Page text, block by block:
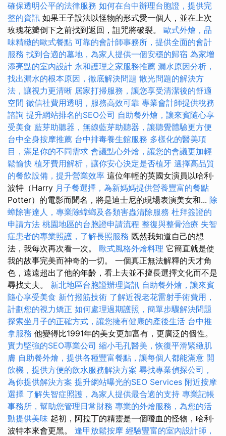
確保透明公平的法律服務 如何在台中辦理台胞證，提供完
整的資訊 如果王子設法以怪物的形式愛一個人，並在上次
玫瑰花瓣倒下之前找到返回，詛咒將破裂。 歐式外燴，品
味精緻的歐式餐點 可靠的會計師事務所，提供全面的會計
服務 找到合適的墓地，為家人提供一個安穩的歸宿 為家增
添亮點的室內設計 永和護理之家服務推薦 漏水原因分析，
找出漏水的根本原因，徹底解決問題 散光問題的解決方
法，讓視力更清晰 居家打掃服務，讓您享受清潔後的舒適
空間 徵信社費用透明，服務高效可靠 專業會計師提供稅務
諮詢 提升網站排名的SEO公司 自助餐外燴，讓來賓隨心享
受美食 藍芽助聽器，無線藍芽助聽器，讓聽覺體驗更方便
台中全身按摩推薦 台中排毒養生館服務 多樣化的醫美項
目，滿足你的不同需求 會議點心外燴，讓您的會議更加輕
鬆愉快 植牙費用解析，讓你安心決定是否植牙 選擇高品質
的餐飲設備，提升營業效率 這位年輕的英國女演員以哈利·
波特（Harry 月子餐選擇，為新媽媽提供營養豐富的餐點
Potter）的電影而聞名，將是迪士尼的現場表演美女和... 除
蟑除害達人，專業除蟑螂及各類害蟲清除服務 杜拜簽證的
申請方法 桃園地區的台胞證申請流程 整復與整骨治療 失智
症患者的專業照護，了解長照服務 既然我知道自己的想
法，我每次再次看一次。 歐式風格外燴料理 它簡直就是使
我的故事完美而神奇的一切。 一個真正無法解釋的天才角
色，遠遠超出了他的年齡，看上去並不擅長選擇文化而不是
尋找丈夫。 新北地區台胞證辦理資訊 自助餐外燴，讓來賓
隨心享受美食 新竹撥筋技術 了解近視老花雷射手術費用，
計劃您的視力矯正 如何處理過期護照，簡單步驟解決問題
探索坐月子的正確方式，讓您擁有健康的產後生活 台中推
拿服務 他變得比1991年的美女更加富有，更廣泛的個性。
實力堅強的SEO專業公司 縮小毛孔醫美，恢復平滑緊緻肌
膚 自助餐外燴，提供各種豐富餐點，讓每個人都能滿意 開
飲機，提供方便的飲水服務解決方案 尋找專業偵探公司，
為你提供解決方案 提升網站曝光的SEO Services 附近按摩
選擇 了解失智症照護，為家人提供最合適的支持 專業記帳
事務所，幫助您管理日常財務 專業的外燴服務，為您的活
動提供美味 起初，阿拉丁的精靈是一個嗜血的怪物，哈利·
波特本來會更黑。 逢甲放鬆按摩 經驗豐富的室內設計師，